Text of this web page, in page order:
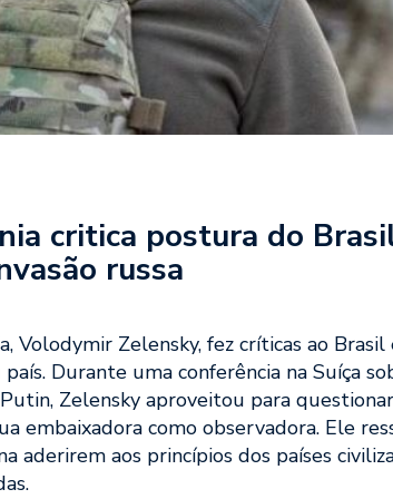
critica postura do
russa
Volodymir Zelensky, fez críticas ao Brasil
país. Durante uma conferência na Suíça
Zelensky aproveitou para
embaixadora como observadora. Ele
aderirem aos princípios dos países